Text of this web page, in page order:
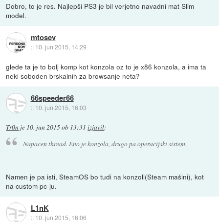
Dobro, to je res. Najlepši PS3 je bil verjetno navadni mat Slim
model.
mtosev
:: 10. jun 2015, 14:29
glede ta je to bolj komp kot konzola oz to je x86 konzola, a ima ta
neki soboden brskalnih za browsanje neta?
66speeder66
:: 10. jun 2015, 16:03
Tr0n je 10. jun 2015 ob 13:31 izjavil:
Napacen thread. Eno je konzola, drugo pa operacijski sistem.
Namen je pa isti, SteamOS bo tudi na konzoli(Steam mašini), kot
na custom pc-ju.
L1nK
:: 10. jun 2015, 16:06